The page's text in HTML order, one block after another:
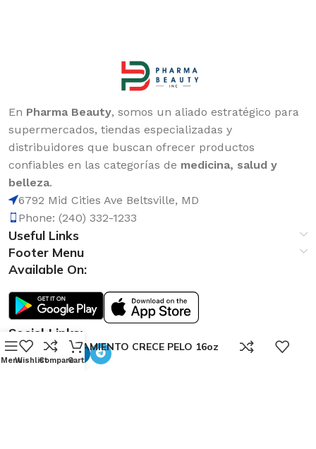
En Pharma Beauty, somos un aliado estratégico para
supermercados, tiendas especializadas y
distribuidores que buscan ofrecer productos
confiables en las categorías de medicina, salud y
belleza.
6792 Mid Cities Ave Beltsville, MD
Phone: (240) 332-1233
Useful Links
Footer Menu
Available On:
Social Links:
TRATAMIENTO CRECE PELO 16oz
MenuWishlistCompare
0
Cart